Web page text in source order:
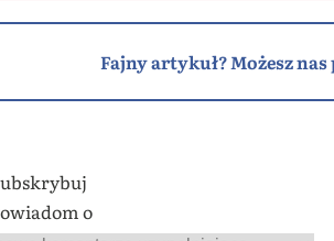
Fajny artykuł? Możesz
o